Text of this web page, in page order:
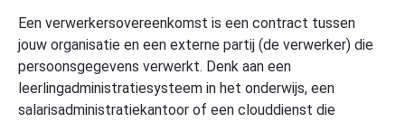
Een verwerkersovereenkomst is een contract tussen
jouw organisatie en een externe partij (de verwerker) die
persoonsgegevens verwerkt. Denk aan een
leerlingadministratiesysteem in het onderwijs, een
salarisadministratiekantoor of een clouddienst die